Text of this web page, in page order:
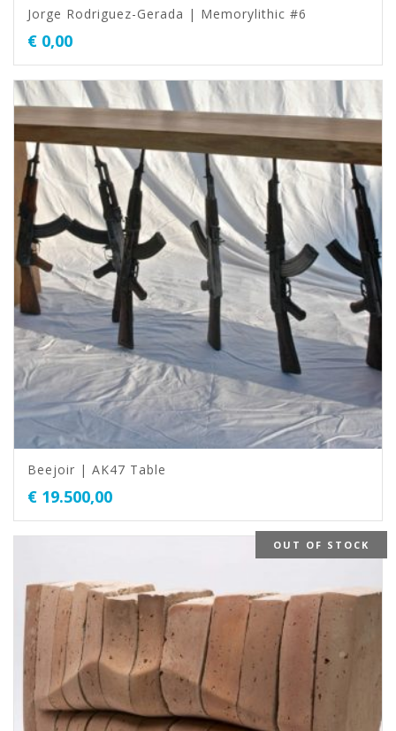
Jorge Rodriguez-Gerada | Memorylithic #6
€ 0,00
Beejoir | AK47 Table
€ 19.500,00
OUT OF STOCK